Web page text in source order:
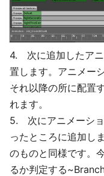
4. 次に追加したア
置します。アニメー
それ以降の所に配置
れます。
5. 次にアニメーシ
ったところに追加し
のものと同様です。
るか判定する